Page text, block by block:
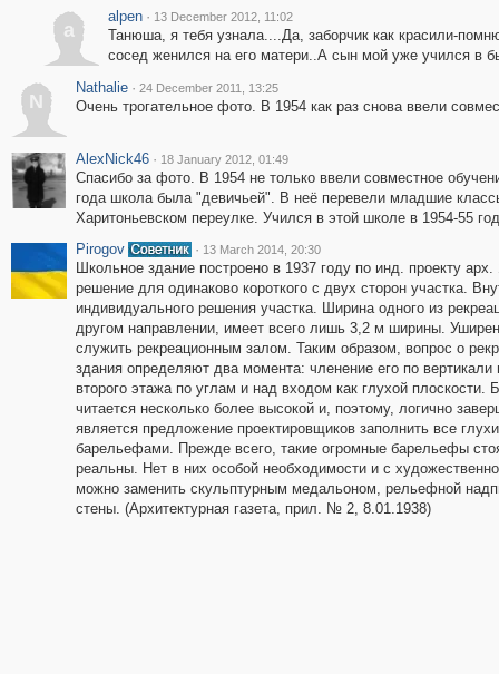
a
alpen · 13 December 2012, 11:02
Танюша, я тебя узнала....Да, заборчик как красили-
сосед женился на его матери..А сын мой уже учился в
N
Nathalie · 24 December 2011, 13:25
Очень трогательное фото. В 1954 как раз снова ввели
AlexNick46 · 18 January 2012, 01:49
Спасибо за фото. В 1954 не только ввели совместное
года школа была "девичьей". В неё перевели младшие
Харитоньевском переулке. Учился в этой школе в 1954-55
Pirogov
· 13 March 2014, 20:30
Школьное здание построено в 1937 году по инд. проекту
решение для одинаково короткого с двух сторон участка.
индивидуального решения участка. Ширина одного из
другом направлении, имеет всего лишь 3,2 м ширины.
служить рекреационным залом. Таким образом, вопрос о
здания определяют два момента: членение его по
второго этажа по углам и над входом как глухой
читается несколько более высокой и, поэтому, логично
является предложение проектировщиков заполнить все
барельефами. Прежде всего, такие огромные барельефы
реальны. Нет в них особой необходимости и с
можно заменить скульптурным медальоном, рельефной
стены. (Архитектурная газета, прил. № 2, 8.01.1938)